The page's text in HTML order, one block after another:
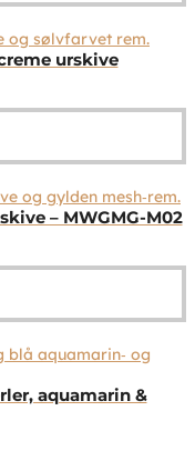
urskive
– MWGMG-M02
aquamarin &